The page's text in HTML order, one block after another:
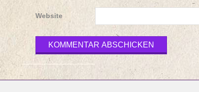
Website